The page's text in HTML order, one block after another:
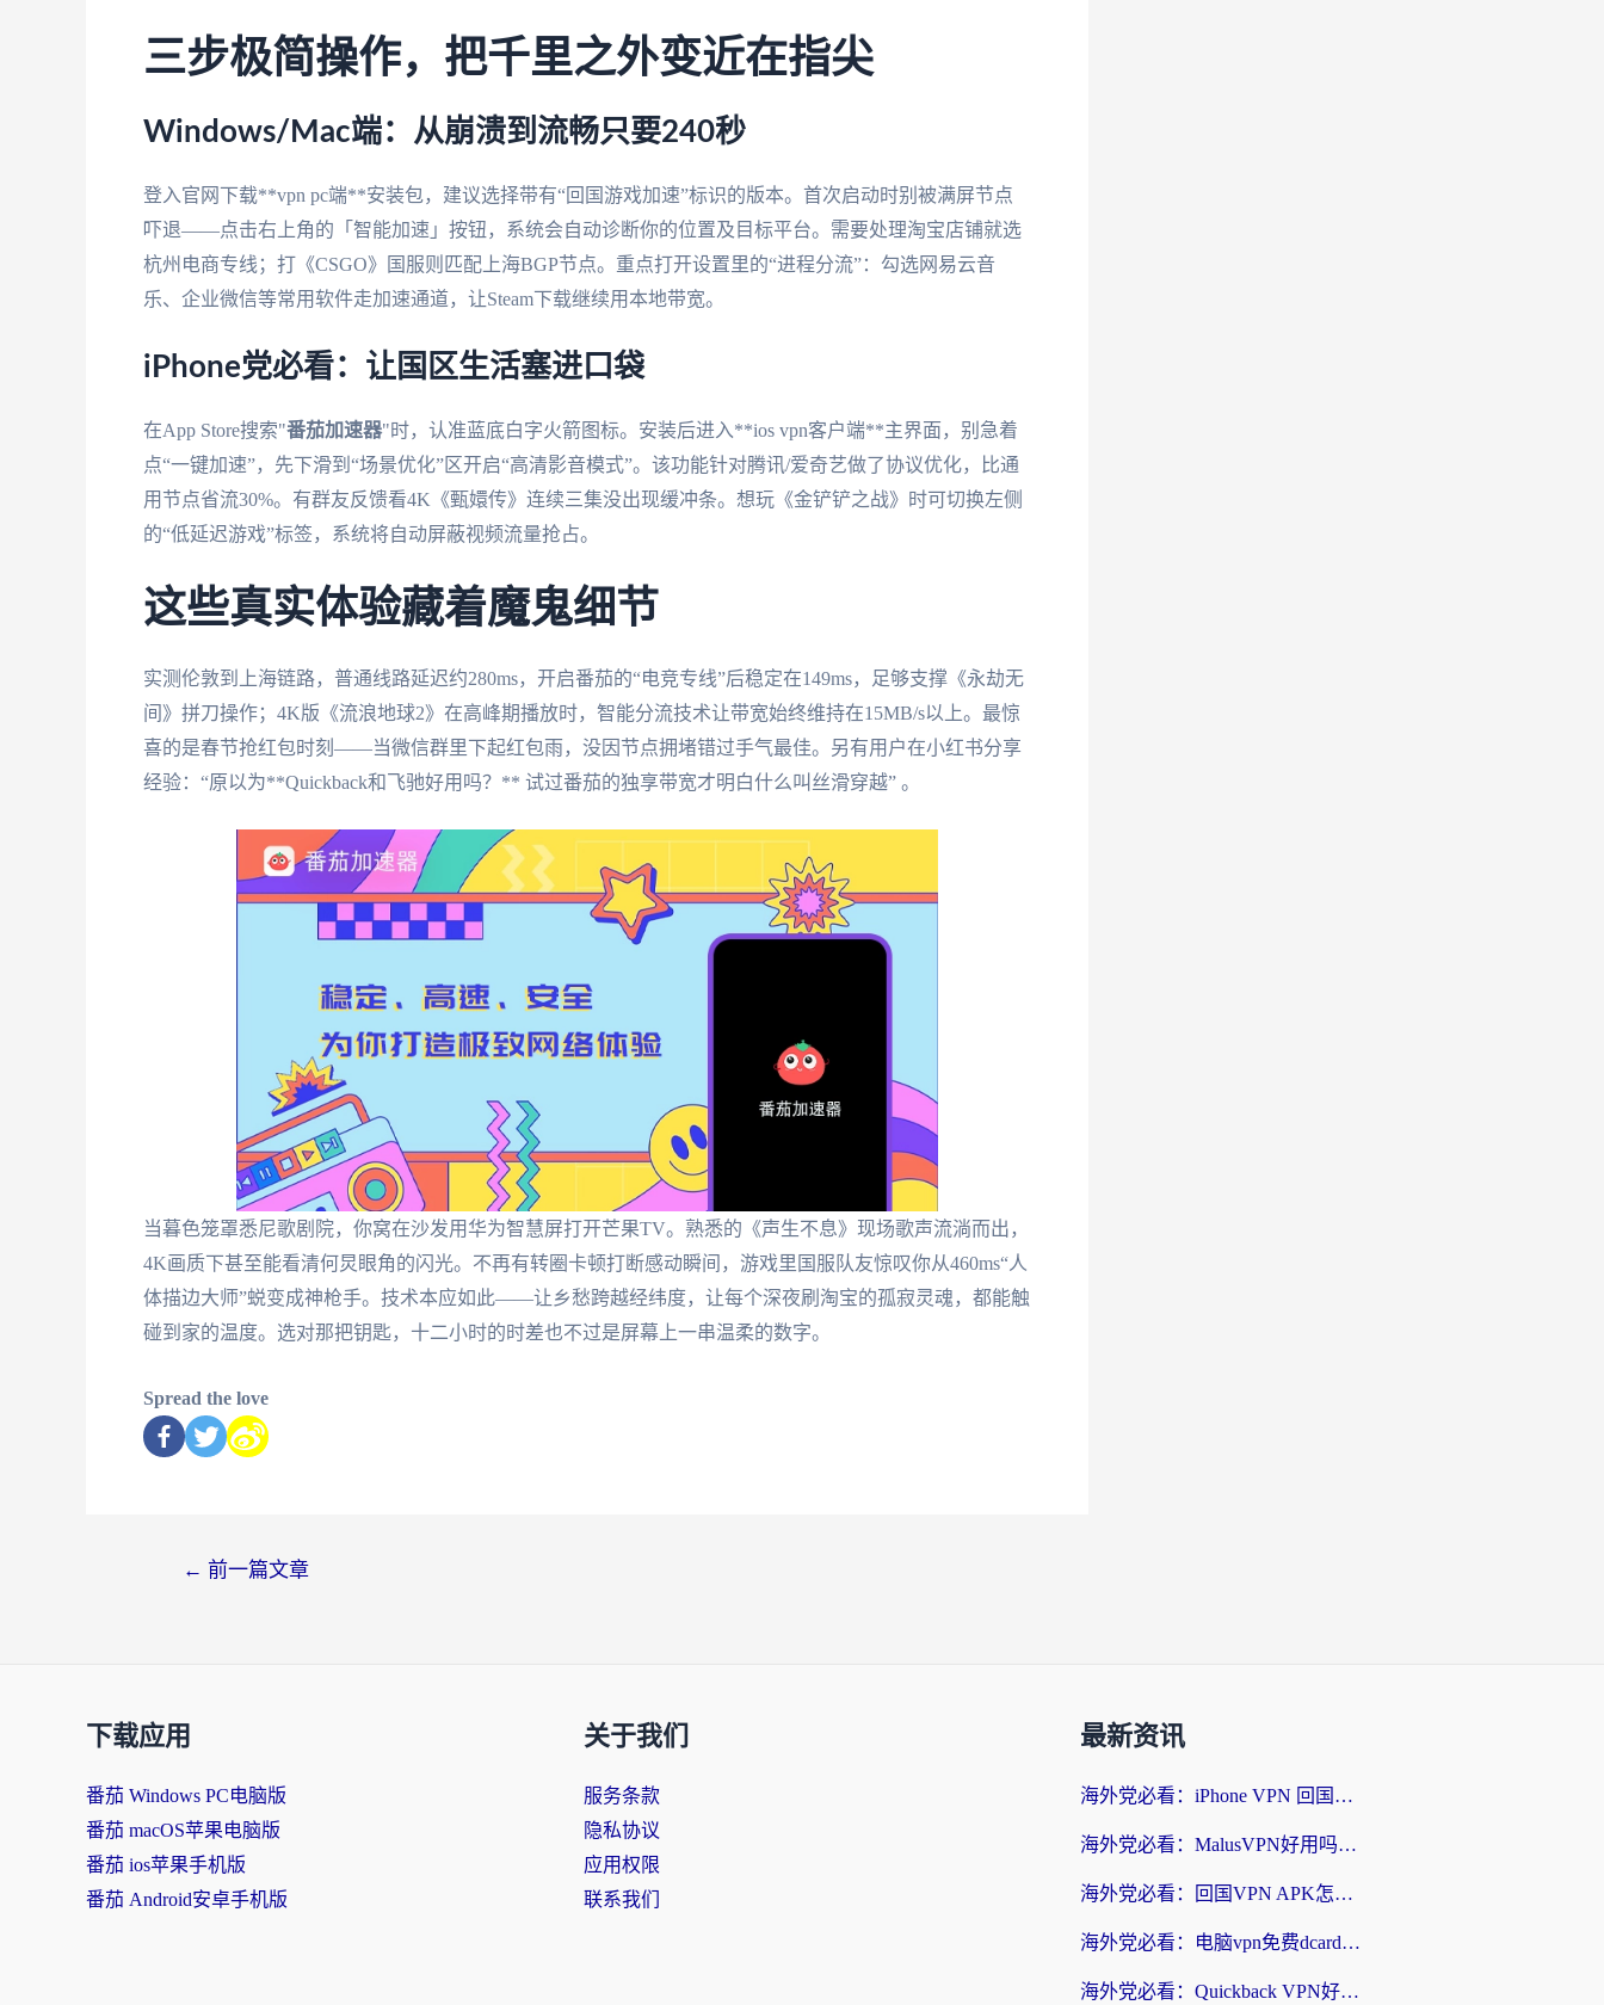
三步极简操作，把千里之外变近在指尖
Windows/Mac端：从崩溃到流畅只要240秒
登入官网下载**vpn pc端**安装包，建议选择带有“回国游戏加速”标识的版本。首次启动时别被满屏节点
吓退——点击右上角的「智能加速」按钮，系统会自动诊断你的位置及目标平台。需要处理淘宝店铺就选
杭州电商专线；打《CSGO》国服则匹配上海BGP节点。重点打开设置里的“进程分流”：勾选网易云音
乐、企业微信等常用软件走加速通道，让Steam下载继续用本地带宽。
iPhone党必看：让国区生活塞进口袋
在App Store搜索"番茄加速器"时，认准蓝底白字火箭图标。安装后进入**ios vpn客户端**主界面，别急着
点“一键加速”，先下滑到“场景优化”区开启“高清影音模式”。该功能针对腾讯/爱奇艺做了协议优化，比通
用节点省流30%。有群友反馈看4K《甄嬛传》连续三集没出现缓冲条。想玩《金铲铲之战》时可切换左侧
的“低延迟游戏”标签，系统将自动屏蔽视频流量抢占。
这些真实体验藏着魔鬼细节
实测伦敦到上海链路，普通线路延迟约280ms，开启番茄的“电竞专线”后稳定在149ms，足够支撑《永劫无
间》拼刀操作；4K版《流浪地球2》在高峰期播放时，智能分流技术让带宽始终维持在15MB/s以上。最惊
喜的是春节抢红包时刻——当微信群里下起红包雨，没因节点拥堵错过手气最佳。另有用户在小红书分享
经验：“原以为**Quickback和飞驰好用吗？** 试过番茄的独享带宽才明白什么叫丝滑穿越” 。
当暮色笼罩悉尼歌剧院，你窝在沙发用华为智慧屏打开芒果TV。熟悉的《声生不息》现场歌声流淌而出，
4K画质下甚至能看清何炅眼角的闪光。不再有转圈卡顿打断感动瞬间，游戏里国服队友惊叹你从460ms“人
体描边大师”蜕变成神枪手。技术本应如此——让乡愁跨越经纬度，让每个深夜刷淘宝的孤寂灵魂，都能触
碰到家的温度。选对那把钥匙，十二小时的时差也不过是屏幕上一串温柔的数字。
Spread the love
← 前一篇文章
下载应用
番茄 Windows PC电脑版
番茄 macOS苹果电脑版
番茄 ios苹果手机版
番茄 Android安卓手机版
关于我们
服务条款
隐私协议
应用权限
联系我们
最新资讯
海外党必看：iPhone VPN 回国怎么选？一篇搞定无缝访问国内资源
海外党必看：MalusVPN好用吗？和畅游VPN对比哪个回国效果更好？附穿梭飞鱼神龟真实体验
海外党必看：回国VPN APK怎么选？3步教你无缝刷国内剧玩国服
海外党必看：电脑vpn免费dcard真的靠谱吗？教你选对回国加速器无缝访问国内资源
海外党必看：Quickback VPN好用吗？和小黑牛VPN对比哪个回国效果更好？附真实体验+避坑指南